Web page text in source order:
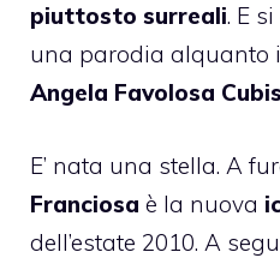
piuttosto surreali. E
una parodia alquanto
Angela Favolosa
E’ nata una stella. A
Franciosa è la nuova
dell’estate 2010. A